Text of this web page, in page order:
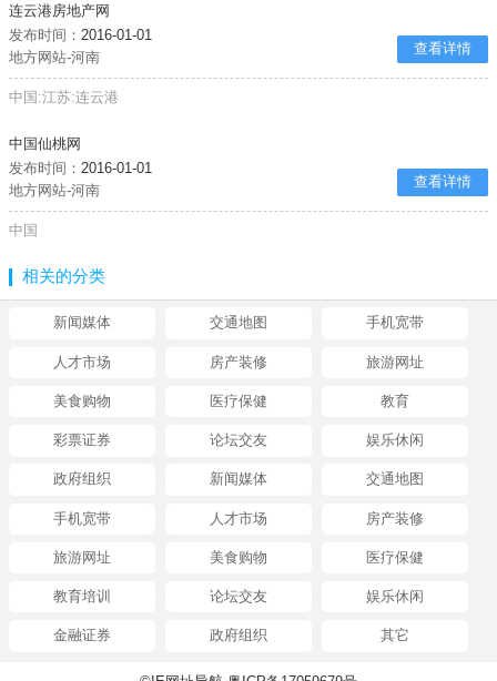
连云港房地产网
发布时间：2016-01-01
地方网站-河南
查看详情
中国:江苏:连云港
中国仙桃网
发布时间：2016-01-01
地方网站-河南
查看详情
中国
相关的分类
新闻媒体 交通地图 手机宽带
人才市场 房产装修 旅游网址
美食购物 医疗保健 教育
彩票证券 论坛交友 娱乐休闲
政府组织 新闻媒体 交通地图
手机宽带 人才市场 房产装修
旅游网址 美食购物 医疗保健
教育培训 论坛交友 娱乐休闲
金融证券 政府组织 其它